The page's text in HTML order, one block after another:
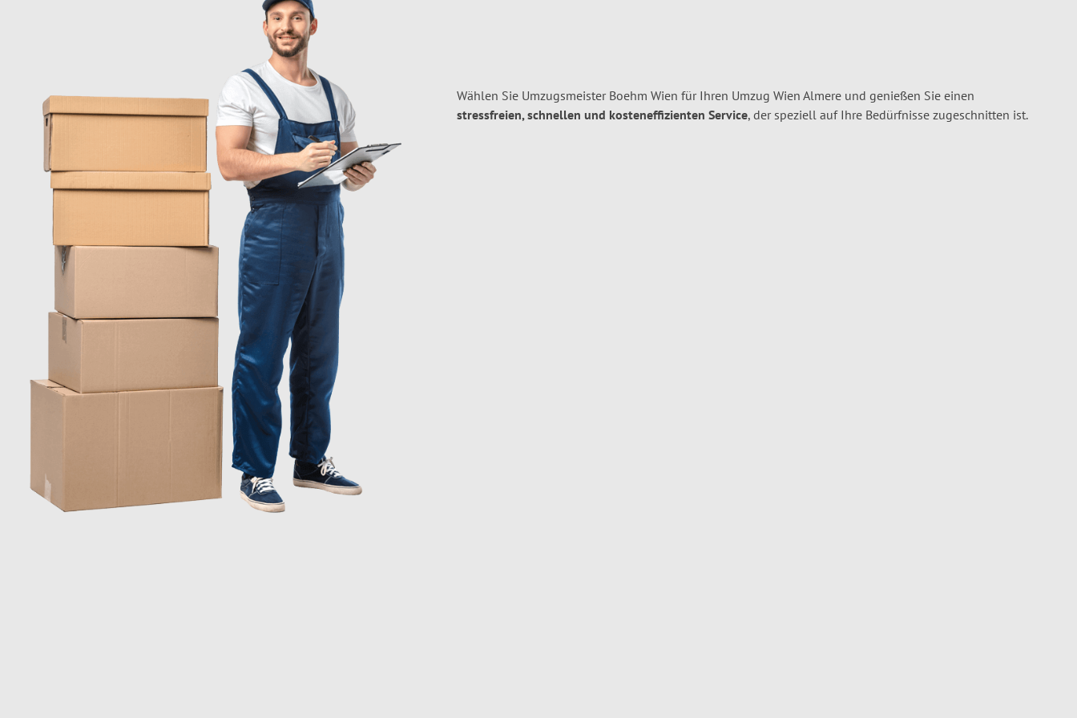
Wählen Sie Umzugsmeister Boehm Wien für Ihren Umzug Wien Almere und genießen Sie einen
stressfreien, schnellen und kosteneffizienten Service, der speziell auf Ihre Bedürfnisse zugeschnitten ist.